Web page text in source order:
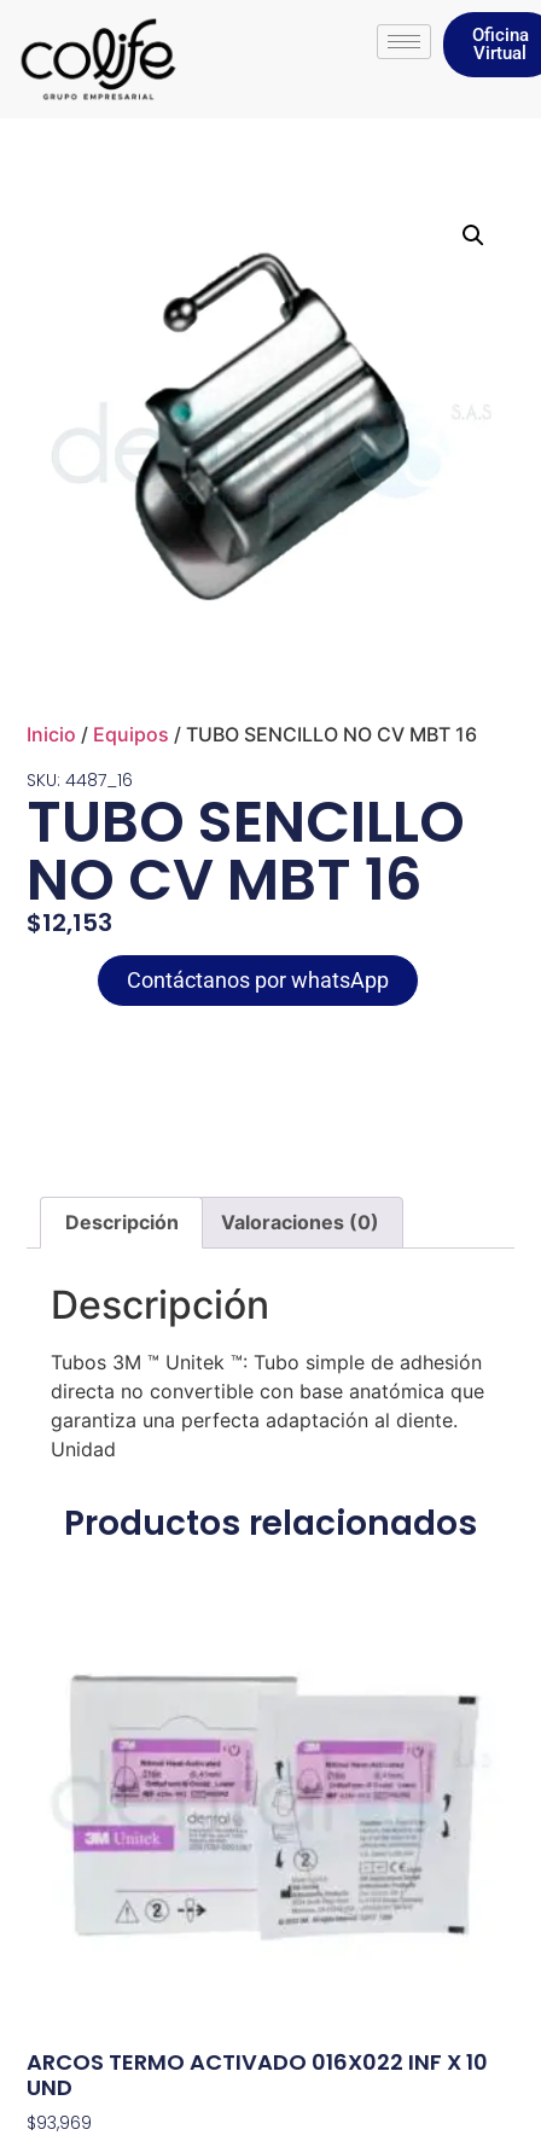
Oficina
Virtual
Inicio / Equipos / TUBO SENCILLO NO CV MBT 16
SKU: 4487_16
TUBO SENCILLO
NO CV MBT 16
$12,153
Contáctanos por whatsApp
Descripción Valoraciones (0)
Descripción
Tubos 3M ™ Unitek ™: Tubo simple de adhesión
directa no convertible con base anatómica que
garantiza una perfecta adaptación al diente.
Unidad
Productos relacionados
ARCOS TERMO ACTIVADO 016X022 INF X 10
UND
$93,969